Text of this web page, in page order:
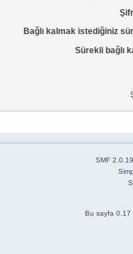
Bağlı kalmak istediğiniz
Sürekli bağlı
SMF 2.0.19
Bu sayfa 0.17